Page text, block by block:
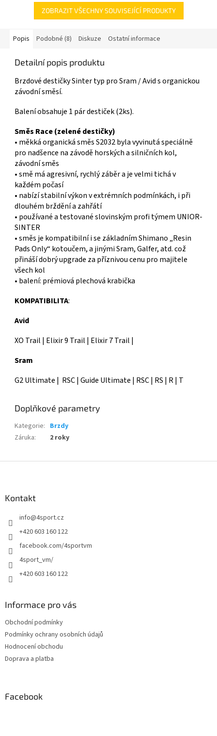
ZOBRAZIT VŠECHNY SOUVISEJÍCÍ PRODUKTY
Popis Podobné (8) Diskuze Ostatní informace
Detailní popis produktu
Brzdové destičky Sinter typ pro Sram / Avid s organickou
závodní směsí.
Balení obsahuje 1 pár destiček (2ks).
Směs Race(zelené destičky)
• měkká organická směs S2032 byla vyvinutá speciálně
pro nadšence na závodě horských a silničních kol,
závodní směs
• smě má agresivní, rychlý záběr a je velmi tichá v
každém počasí
• nabízí stabilní výkon v extrémních podmínkách, i při
dlouhém brždění a zahřátí
• používané a testované slovinským profi týmem UNIOR-
SINTER
• směs je kompatibilní i se základním Shimano „Resin
Pads Only“ kotoučem, a jinými Sram, Galfer, atd. což
přináší dobrý upgrade za příznivou cenu pro majitele
všech kol
• balení: prémiová plechová krabička
KOMPATIBILITA:
Avid
XO Trail | Elixir 9 Trail | Elixir 7 Trail |
Sram
G2 Ultimate | RSC | Guide Ultimate | RSC | RS | R | T
Doplňkové parametry
Kategorie: Brzdy
Záruka: 2 roky
Kontakt
info@4sport.cz
+420 603 160 122
facebook.com/4sportvm
4sport_vm/
+420 603 160 122
Informace pro vás
Obchodní podmínky
Podmínky ochrany osobních údajů
Hodnocení obchodu
Doprava a platba
Facebook